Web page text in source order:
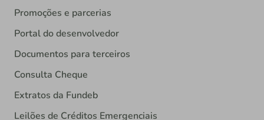
Promoções e parcerias
Portal do desenvolvedor
Documentos para terceiros
Consulta Cheque
Extratos da Fundeb
Leilões de Créditos Emergenciais